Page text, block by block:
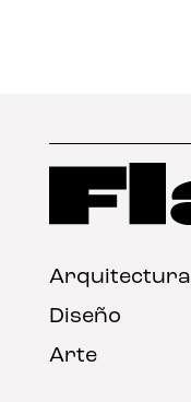
Arquitectura
Diseño
Arte